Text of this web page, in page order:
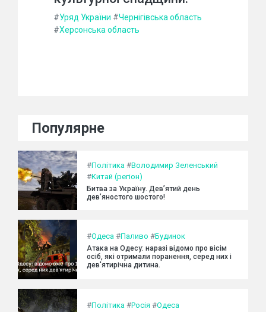
#Уряд України #Чернігівська область
#Херсонська область
Популярне
#Політика #Володимир Зеленський
#Китай (регіон)
Битва за Україну. Дев’ятий день
дев’яностого шостого!
#Одеса #Паливо #Будинок
Атака на Одесу: наразі відомо про вісім
осіб, які отримали поранення, серед них і
дев'ятирічна дитина.
#Політика #Росія #Одеса